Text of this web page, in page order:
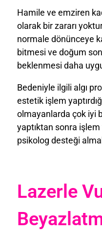
Hamile ve emziren
olarak bir zararı
normale dönünceye
bitmesi ve doğum
beklenmesi daha
Bedeniyle ilgili algı
estetik işlem
olmayanlarda çok iyi
yaptıktan sonra işlem
psikolog desteği
Lazerle